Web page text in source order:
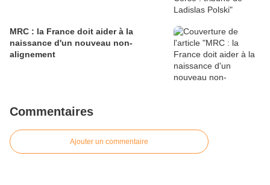
MRC : la France doit aider à la
naissance d'un nouveau non-
alignement
Commentaires
Ajouter un commentaire